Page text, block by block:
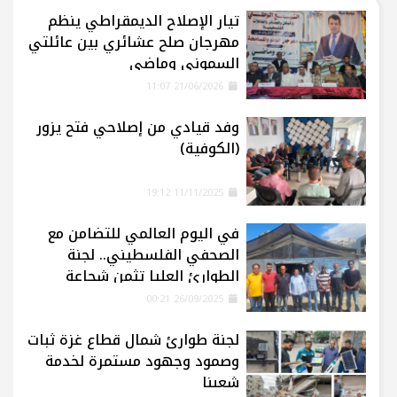
تيار الإصلاح الديمقراطي ينظم
مهرجان صلح عشائري بين عائلتي
السموني وماضي
وفد قيادي من إصلاحي فتح يزور
(الكوفية)
في اليوم العالمي للتضامن مع
الصحفي الفلسطيني.. لجنة
الطوارئ العليا تثمن شجاعة
الإعلاميين في غزة
لجنة طوارئ شمال قطاع غزة ثبات
وصمود وجهود مستمرة لخدمة
شعبنا